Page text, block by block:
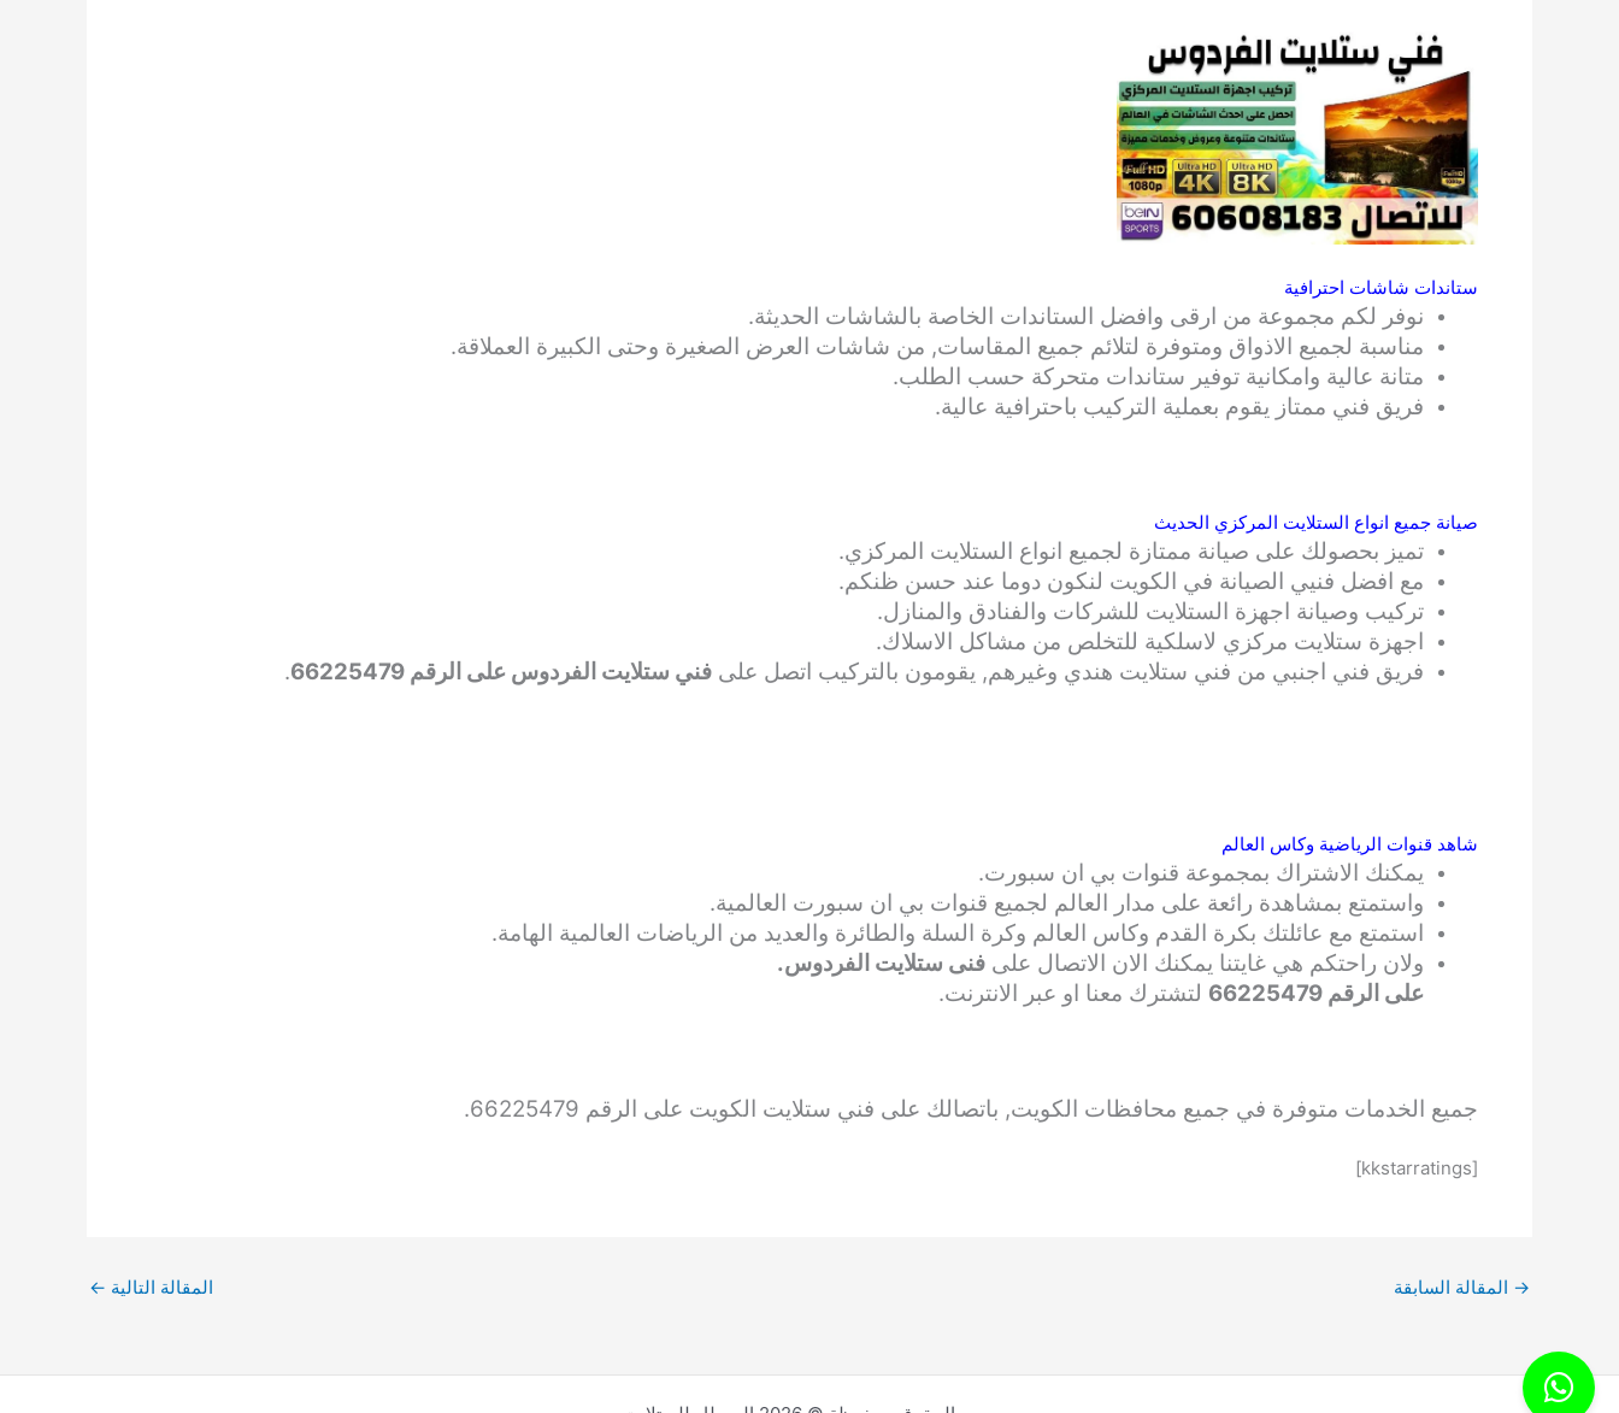
ستاندات شاشات احترافية
نوفر لكم مجموعة من ارقى وافضل الستاندات الخاصة بالشاشات الحديثة.
مناسبة لجميع الاذواق ومتوفرة لتلائم جميع المقاسات, من شاشات العرض الصغيرة وحتى الكبيرة العملاقة.
متانة عالية وامكانية توفير ستاندات متحركة حسب الطلب.
فريق فني ممتاز يقوم بعملية التركيب باحترافية عالية.
صيانة جميع انواع الستلايت المركزي الحديث
تميز بحصولك على صيانة ممتازة لجميع انواع الستلايت المركزي.
مع افضل فنيي الصيانة في الكويت لنكون دوما عند حسن ظنكم.
تركيب وصيانة اجهزة الستلايت للشركات والفنادق والمنازل.
اجهزة ستلايت مركزي لاسلكية للتخلص من مشاكل الاسلاك.
فريق فني اجنبي من فني ستلايت هندي وغيرهم, يقومون بالتركيب اتصل على فني ستلايت الفردوس على الرقم 66225479 .
شاهد قنوات الرياضية وكاس العالم
يمكنك الاشتراك بمجموعة قنوات بي ان سبورت.
واستمتع بمشاهدة رائعة على مدار العالم لجميع قنوات بي ان سبورت العالمية.
استمتع مع عائلتك بكرة القدم وكاس العالم وكرة السلة والطائرة والعديد من الرياضات العالمية الهامة.
ولان راحتكم هي غايتنا يمكنك الان الاتصال على فنى ستلايت الفردوس.
على الرقم 66225479
لتشترك معنا او عبر الانترنت.
جميع الخدمات متوفرة في جميع محافظات الكويت, باتصالك على فني ستلايت الكويت على الرقم 66225479.
[kkstarratings]
→ المقالة السابقة المقالة التالية ←